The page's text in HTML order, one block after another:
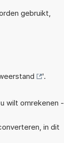
gebruikt,
'.
wilt omrekenen -
in dit